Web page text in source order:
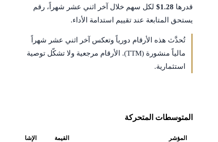
قدرها $1.28لكل سهم خلال آخر اثني عشر شهراً، رقم
يستحق المتابعة عند تقييم استدامة الأداء.
تُحدَّث هذه الأرقام دورياً وتعكس آخر اثني عشر شهراً
مالياً منشورة (TTM). الأرقام مرجعية ولا تشكّل توصية
استثمارية.
المتوسطات المتحركة
المؤشر القيمة الإشارة